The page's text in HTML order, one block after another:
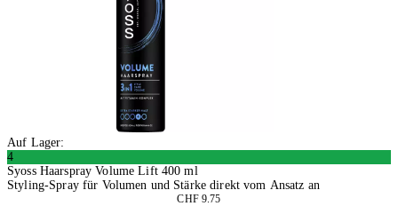
Auf Lager:
4
Syoss Haarspray Volume Lift 400 ml
Styling-Spray für Volumen und Stärke direkt vom Ansatz an
CHF 9.75